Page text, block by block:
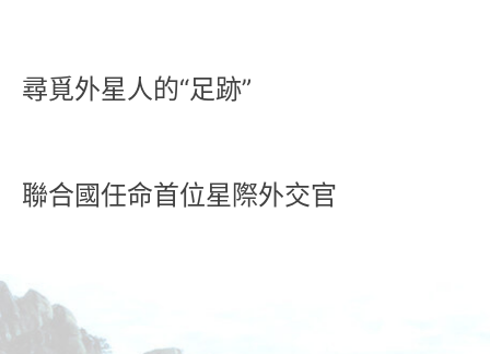
尋覓外星人的“足跡”
聯合國任命首位星際外交官